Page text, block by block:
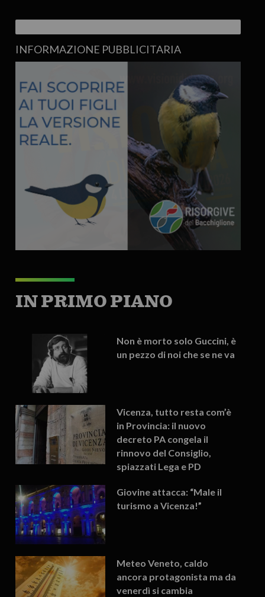
INFORMAZIONE PUBBLICITARIA
IN PRIMO PIANO
Non è morto solo Guccini, è
un pezzo di noi che se ne va
Vicenza, tutto resta com’è
in Provincia: il nuovo
decreto PA congela il
rinnovo del Consiglio,
spiazzati Lega e PD
Giovine attacca: “Male il
turismo a Vicenza!”
Meteo Veneto, caldo
ancora protagonista ma da
venerdì si cambia